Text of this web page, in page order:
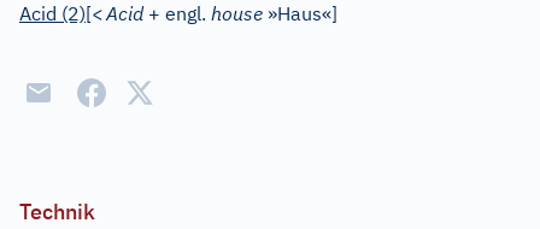
Acid (2)[<Acid+ engl. house »Haus«]
Technik